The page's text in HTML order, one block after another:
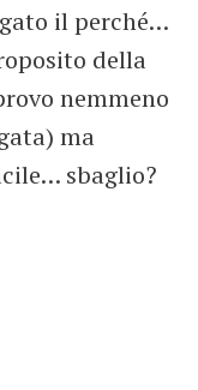
il perché…
della
nemmeno
ma
sbaglio?